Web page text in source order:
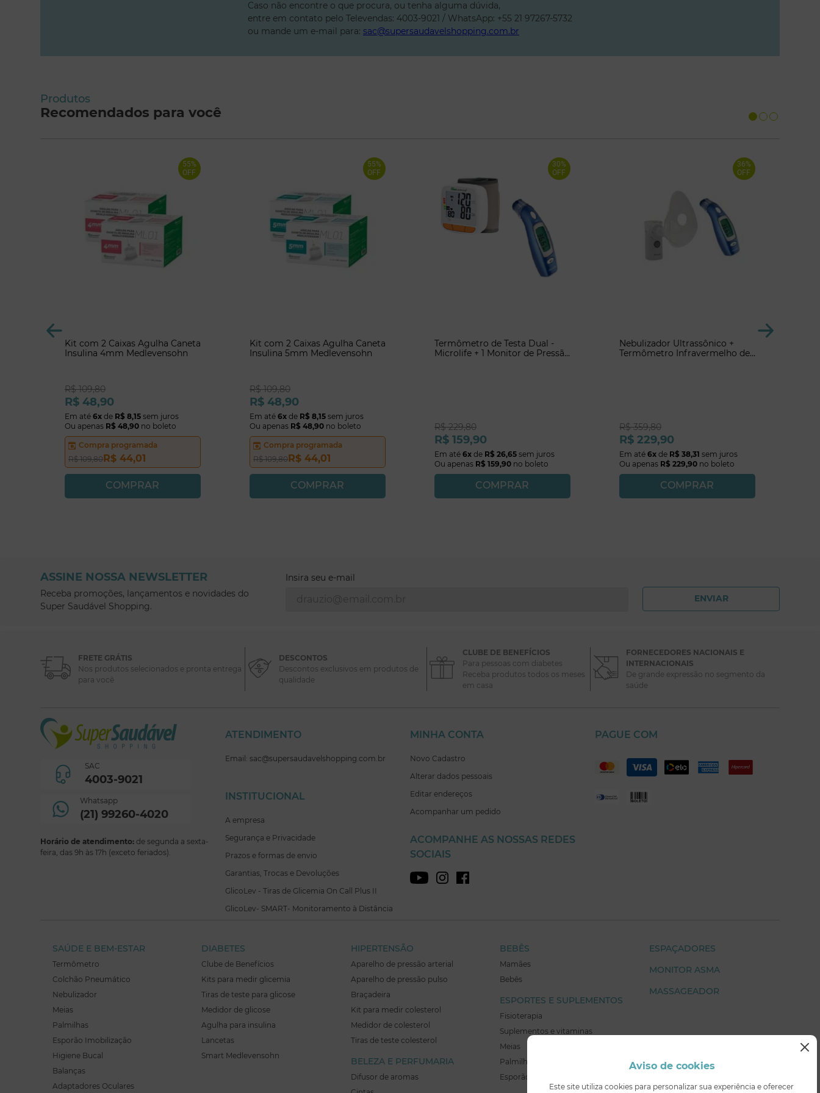
Aviso de cookies
Este site utiliza cookies para personalizar sua experiência e oferecer
Caso não encontre o que procura, ou tenha alguma dúvida,
entre em contato pelo Televendas: 4003-9021 / WhatsApp: +55 21 97267-5732
ou mande um e-mail para: sac@supersaudavelshopping.com.br
Produtos
Recomendados para você
55%
OFF
Kit com 2 Caixas Agulha Caneta
Insulina 4mm Medlevensohn
R$ 109,80
R$ 48,90
Em até 6xde R$ 8,15sem juros
Ou apenas R$ 48,90no boleto
Compra programada
R$ 109,80R$ 44,01
COMPRAR
55%
OFF
Kit com 2 Caixas Agulha Caneta
Insulina 5mm Medlevensohn
R$ 109,80
R$ 48,90
Em até 6xde R$ 8,15sem juros
Ou apenas R$ 48,90no boleto
Compra programada
R$ 109,80R$ 44,01
COMPRAR
30%
OFF
Termômetro de Testa Dual -
Microlife + 1 Monitor de Pressão
R$ 229,80
R$ 159,90
Em até 6xde R$ 26,65sem juros
Ou apenas R$ 159,90no boleto
COMPRAR
36%
OFF
Nebulizador Ultrassônico +
Termômetro Infravermelho de
R$ 359,80
R$ 229,90
Em até 6xde R$ 38,31 sem juros
Ou apenas R$ 229,90no boleto
COMPRAR
ASSINE NOSSA NEWSLETTER
Receba promoções, lançamentos e novidades do
Super Saudável Shopping.
Insira seu e-mail
ENVIAR
FRETE GRÁTIS
Nos produtos selecionados e pronta entrega
para você
DESCONTOS
Descontos exclusivos em produtos de
qualidade
CLUBE DE BENEFÍCIOS
Para pessoas com diabetes
Receba produtos todos os meses
em casa
FORNECEDORES NACIONAIS E
INTERNACIONAIS
De grande expressão no segmento da
saúde
SAC
4003-9021
Whatsapp
(21) 99260-4020
Horário de atendimento: de segunda a sexta-
feira, das 9h às 17h (exceto feriados).
ATENDIMENTO
Email: sac@supersaudavelshopping.com.br
INSTITUCIONAL
A empresa
Segurança e Privacidade
Prazos e formas de envio
Garantias, Trocas e Devoluções
GlicoLev - Tiras de Glicemia On Call Plus II
GlicoLev- SMART- Monitoramento à Distância
MINHA CONTA
Novo Cadastro
Alterar dados pessoais
Editar endereços
Acompanhar um pedido
ACOMPANHE AS NOSSAS REDES
SOCIAIS
PAGUE COM
SAÚDE E BEM-ESTAR
Termômetro
Colchão Pneumático
Nebulizador
Meias
Palmilhas
Esporão Imobilização
Higiene Bucal
Balanças
Adaptadores Oculares
DIABETES
Clube de Benefícios
Kits para medir glicemia
Tiras de teste para glicose
Medidor de glicose
Agulha para insulina
Lancetas
Smart Medlevensohn
HIPERTENSÃO
Aparelho de pressão arterial
Aparelho de pressão pulso
Braçadeira
Kit para medir colesterol
Medidor de colesterol
Tiras de teste colesterol
BELEZA E PERFUMARIA
Difusor de aromas
BEBÊS
Mamães
Bebês
ESPORTES E SUPLEMENTOS
Fisioterapia
Suplementos e vitaminas
Meias
Palmilhas
Esporão Imobilização
ESPAÇADORES
MONITOR ASMA
MASSAGEADOR